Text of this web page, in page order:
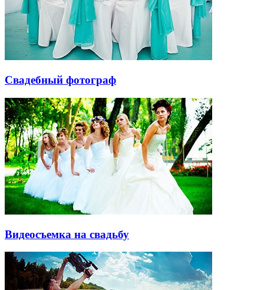
Свадебный фотограф
Видеосъемка на свадьбу